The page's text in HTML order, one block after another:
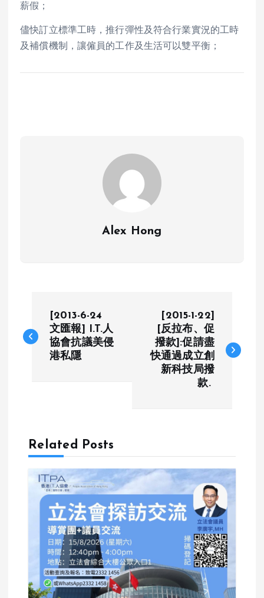
薪假；
儘快訂立標準工時，推行彈性及符合行業實況的工時
及補償機制，讓僱員的工作及生活可以雙平衡；
Alex Hong
o
a
[2013-6-24
文匯報] I.T.人
協會抗議美侵
港私隱
[2015-1-22]
[反拉布、促
撥款]:促請盡
快通過成立創
新科技局撥
款.
Related Posts